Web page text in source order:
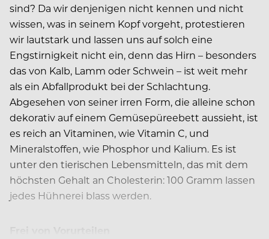
sind? Da wir denjenigen nicht kennen und nicht
wissen, was in seinem Kopf vorgeht, protestieren
wir lautstark und lassen uns auf solch eine
Engstirnigkeit nicht ein, denn das Hirn – besonders
das von Kalb, Lamm oder Schwein – ist weit mehr
als ein Abfallprodukt bei der Schlachtung.
Abgesehen von seiner irren Form, die alleine schon
dekorativ auf einem Gemüsepüreebett aussieht, ist
es reich an Vitaminen, wie Vitamin C, und
Mineralstoffen, wie Phosphor und Kalium. Es ist
unter den tierischen Lebensmitteln, das mit dem
höchsten Gehalt an Cholesterin: 100 Gramm lassen
jedes Hühnerei blass werden.